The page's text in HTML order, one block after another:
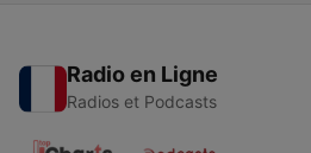
Radio en Ligne
Radios et Podcasts